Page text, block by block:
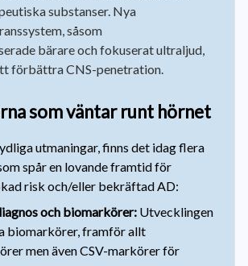
substanser. Nya
såsom
bärare och fokuserat ultraljud,
förbättra CNS-penetration.
som väntar runt hörnet
utmaningar, finns det idag flera
spår en lovande framtid för
risk och/eller bekräftad AD:
och biomarkörer: Utvecklingen
biomarkörer, framför allt
men även CSV-markörer för